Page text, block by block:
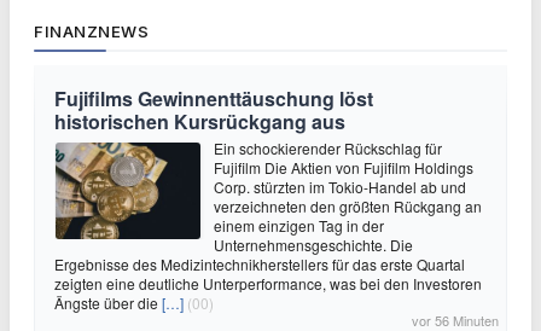
FINANZNEWS
Fujifilms Gewinnenttäuschung löst
historischen Kursrückgang aus
Ein schockierender Rückschlag für
Fujifilm Die Aktien von Fujifilm Holdings
Corp. stürzten im Tokio-Handel ab und
verzeichneten den größten Rückgang an
einem einzigen Tag in der
Unternehmensgeschichte. Die
Ergebnisse des Medizintechnikherstellers für das erste Quartal
zeigten eine deutliche Unterperformance, was bei den Investoren
Ängste über die […] (00)
vor 56 Minuten